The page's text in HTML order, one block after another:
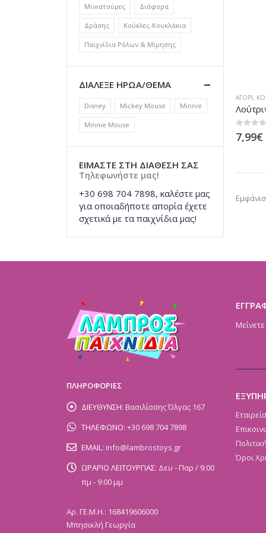
ΑΓΌΡΙ,
0out of
7,99€
Μινιατούρες Διάφορα
Δράσης Κούκλες-Κουκλάκια
Παιχνίδια Ρόλων & Μίμησης
ΔΙΑΛΕΞΕ ΗΡΩΑ/ΘΕΜΑ
Disney Mickey Mouse Minnie
Minnie Mouse
ΕΙΜΑΣΤΕ ΣΤΗ ΔΙΑΘΕΣΗ ΣΑΣ
Τηλεφωνήστε μας!
+30 698 704 7898, καλέστε μας
για οποιαδήποτε απορία έχετε
σχετικά με τα παιχνίδια μας!
ΠΛΗΡΟΦΟΡΙΕΣ
ΔΙΕΥΘΥΝΣΗ: Βασιλίσσης Όλγας 167
ΤΗΛΕΦΩΝΟ: +30 698 704 7898
EMAIL: info@lambrostoys.gr
ΩΡΑΡΙΟ ΛΕΙΤΟΥΡΓΙΑΣ: Δευ - Παρ / 9:00
πμ - 9:00 μμ
Αρ. ΓΕ.Μ.Η.: 168419606000
Μπησικλή Γεωργία
Εταιρεία
Όροι